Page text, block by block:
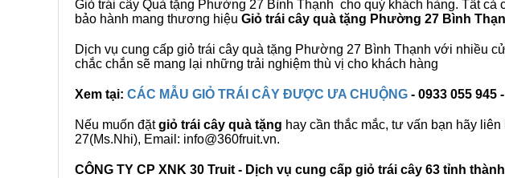
Giỏ trái cây Quà tặng Phường 27 Bình Thạnh cho quý khách hàng. Tất
bảo hành mang thương hiệu Giỏ trái cây quà tặng Phường 27 Bình
Dịch vụ cung cấp giỏ trái cây quà tặng Phường 27 Bình Thạnh với nhiều
chắc chắn sẽ mang lại những trải nghiệm thù vị cho khách hàng
Xem tại: CÁC MẪU GIỎ TRÁI CÂY ĐƯỢC ƯA CHUỘNG - 0933 055 945
Nếu muốn đặtgiỏ trái cây quà tặng hay cần thắc mắc, tư vấn bạn hãy liên
27(Ms.Nhi), Email: info@360fruit.vn.
CÔNG TY CP XNK 30 Truit - Dịch vụ cung cấp giỏ trái cây 63 tỉnh thành